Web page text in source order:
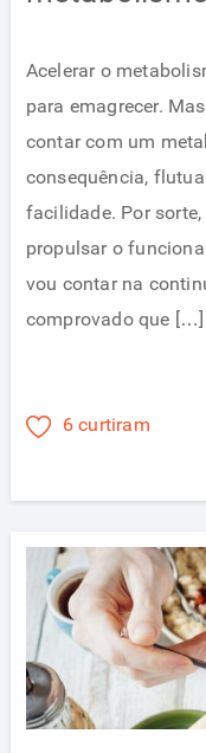
Acelerar o
para emagrecer.
contar com um
consequência,
facilidade. Por
propulsar o
vou contar na
comprovado que […]
6 curtiram